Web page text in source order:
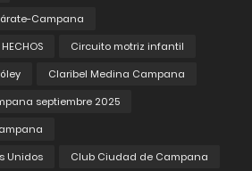
Campana
Circuito motriz infantil
Claribel Medina Campana
septiembre 2025
Unidos
Club Ciudad de Campana